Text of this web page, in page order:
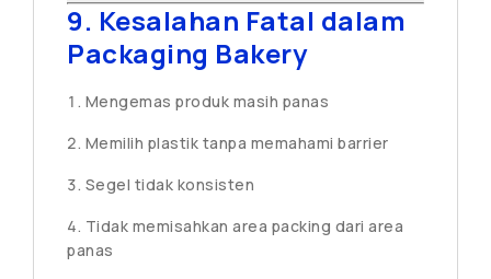
9. Kesalahan Fatal dalam
Packaging Bakery
Mengemas produk masih panas
Memilih plastik tanpa memahami barrier
Segel tidak konsisten
Tidak memisahkan area packing dari area
panas